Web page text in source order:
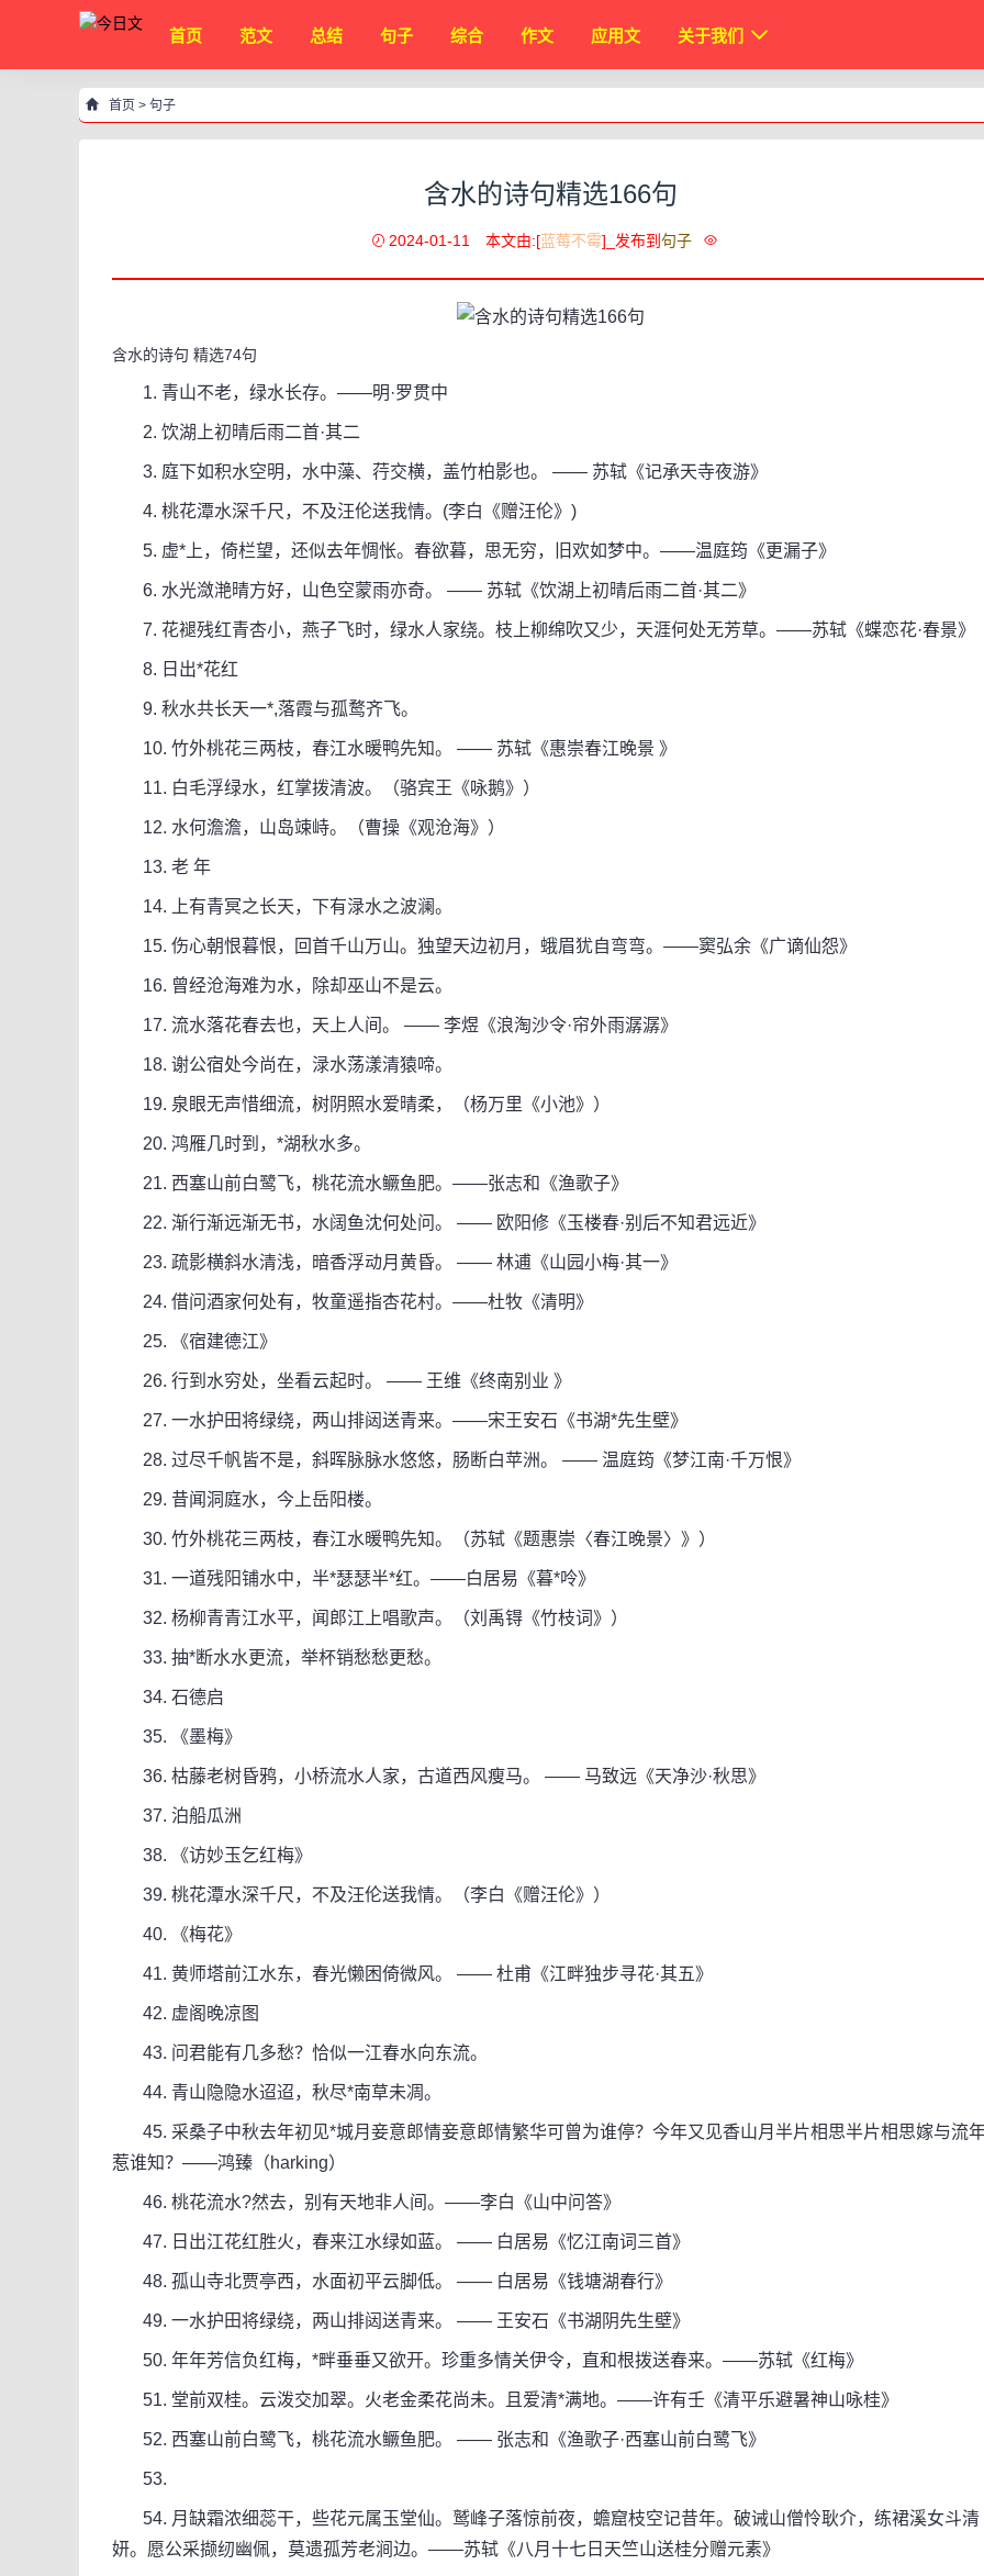
首页 范文 总结 句子 综合 作文 应用文 关于我们
首页 > 句子
含水的诗句精选166句
2024-01-11 本文由:[蓝莓不霉]_发布到 句子
含水的诗句 精选74句
1. 青山不老，绿水长存。——明·罗贯中
2. 饮湖上初晴后雨二首·其二
3. 庭下如积水空明，水中藻、荇交横，盖竹柏影也。 —— 苏轼《记承天寺夜游》
4. 桃花潭水深千尺，不及汪伦送我情。(李白《赠汪伦》)
5. 虚*上，倚栏望，还似去年惆怅。春欲暮，思无穷，旧欢如梦中。——温庭筠《更漏子》
6. 水光潋滟晴方好，山色空蒙雨亦奇。 —— 苏轼《饮湖上初晴后雨二首·其二》
7. 花褪残红青杏小，燕子飞时，绿水人家绕。枝上柳绵吹又少，天涯何处无芳草。——苏轼《蝶恋花·春景》
8. 日出*花红
9. 秋水共长天一*,落霞与孤鹜齐飞。
10. 竹外桃花三两枝，春江水暖鸭先知。 —— 苏轼《惠崇春江晚景 》
11. 白毛浮绿水，红掌拨清波。（骆宾王《咏鹅》）
12. 水何澹澹，山岛竦峙。（曹操《观沧海》）
13. 老 年
14. 上有青冥之长天，下有渌水之波澜。
15. 伤心朝恨暮恨，回首千山万山。独望天边初月，蛾眉犹自弯弯。——窦弘余《广谪仙怨》
16. 曾经沧海难为水，除却巫山不是云。
17. 流水落花春去也，天上人间。 —— 李煜《浪淘沙令·帘外雨潺潺》
18. 谢公宿处今尚在，渌水荡漾清猿啼。
19. 泉眼无声惜细流，树阴照水爱晴柔，（杨万里《小池》）
20. 鸿雁几时到，*湖秋水多。
21. 西塞山前白鹭飞，桃花流水鳜鱼肥。——张志和《渔歌子》
22. 渐行渐远渐无书，水阔鱼沈何处问。 —— 欧阳修《玉楼春·别后不知君远近》
23. 疏影横斜水清浅，暗香浮动月黄昏。 —— 林逋《山园小梅·其一》
24. 借问酒家何处有，牧童遥指杏花村。——杜牧《清明》
25. 《宿建德江》
26. 行到水穷处，坐看云起时。 —— 王维《终南别业 》
27. 一水护田将绿绕，两山排闼送青来。——宋王安石《书湖*先生壁》
28. 过尽千帆皆不是，斜晖脉脉水悠悠，肠断白苹洲。 —— 温庭筠《梦江南·千万恨》
29. 昔闻洞庭水，今上岳阳楼。
30. 竹外桃花三两枝，春江水暖鸭先知。（苏轼《题惠崇〈春江晚景〉》）
31. 一道残阳铺水中，半*瑟瑟半*红。——白居易《暮*呤》
32. 杨柳青青江水平，闻郎江上唱歌声。（刘禹锝《竹枝词》）
33. 抽*断水水更流，举杯销愁愁更愁。
34. 石德启
35. 《墨梅》
36. 枯藤老树昏鸦，小桥流水人家，古道西风瘦马。 —— 马致远《天净沙·秋思》
37. 泊船瓜洲
38. 《访妙玉乞红梅》
39. 桃花潭水深千尺，不及汪伦送我情。（李白《赠汪伦》）
40. 《梅花》
41. 黄师塔前江水东，春光懒困倚微风。 —— 杜甫《江畔独步寻花·其五》
42. 虚阁晚凉图
43. 问君能有几多愁？恰似一江春水向东流。
44. 青山隐隐水迢迢，秋尽*南草未凋。
45. 采桑子中秋去年初见*城月妾意郎情妾意郎情繁华可曾为谁停？今年又见香山月半片相思半片相思嫁与流
惹谁知？——鸿臻（harking）
46. 桃花流水?然去，别有天地非人间。——李白《山中问答》
47. 日出江花红胜火，春来江水绿如蓝。 —— 白居易《忆江南词三首》
48. 孤山寺北贾亭西，水面初平云脚低。 —— 白居易《钱塘湖春行》
49. 一水护田将绿绕，两山排闼送青来。 —— 王安石《书湖阴先生壁》
50. 年年芳信负红梅，*畔垂垂又欲开。珍重多情关伊令，直和根拨送春来。——苏轼《红梅》
51. 堂前双桂。云泼交加翠。火老金柔花尚未。且爱清*满地。——许有壬《清平乐避暑神山咏桂》
52. 西塞山前白鹭飞，桃花流水鳜鱼肥。 —— 张志和《渔歌子·西塞山前白鹭飞》
53.
54. 月缺霜浓细蕊干，些花元属玉堂仙。鹫峰子落惊前夜，蟾窟枝空记昔年。破诫山僧怜耿介，练裙溪女斗清
妍。愿公采撷纫幽佩，莫遗孤芳老涧边。——苏轼《八月十七日天竺山送桂分赠元素》